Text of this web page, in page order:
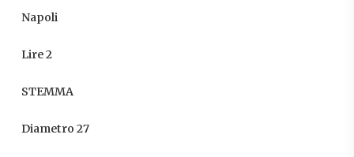
Napoli
Lire 2
STEMMA
Diametro 27